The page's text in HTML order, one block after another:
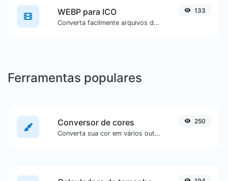
WEBP para ICO
Converta facilmente arquivos de imagem WEBP para ICO.
133
Ferramentas populares
Conversor de cores
Converta sua cor em vários outros formatos.
250